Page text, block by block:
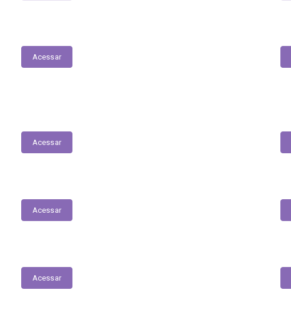
Acessar
Acessar
Acessar
Acessar